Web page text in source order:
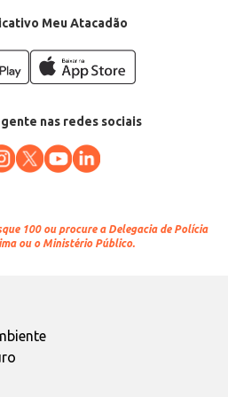
Meu Atacadão
nas redes sociais
100 ou procure a Delegacia de Polícia
ou o Ministério Público.